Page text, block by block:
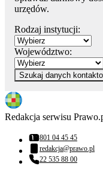
urzędów.
Rodzaj instytucji:
Województwo:
Szukaj danych
Redakcja serwisu
Numer telefonu:
801 04 45 45
Adres email:
redakcja@prawo.pl
Numer telefonu:
22 535 88 00